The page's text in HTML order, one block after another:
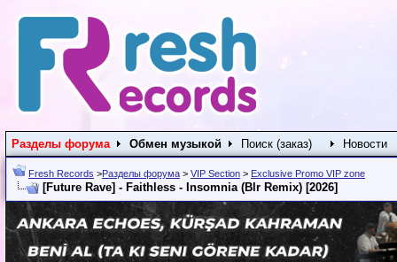
Разделы форума Обмен музыкой Поиск (заказ) Новости
Fresh Records >Разделы форума > VIP Section > Exclusive Promo VIP zone
[Future Rave] - Faithless - Insomnia (Blr Remix) [2026]